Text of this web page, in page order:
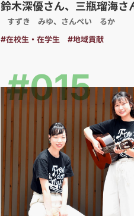
鈴木深優さん、三瓶瑠海さ
すずき みゆ、さんぺい るか
#在校生・在学生 #地域貢献
#015